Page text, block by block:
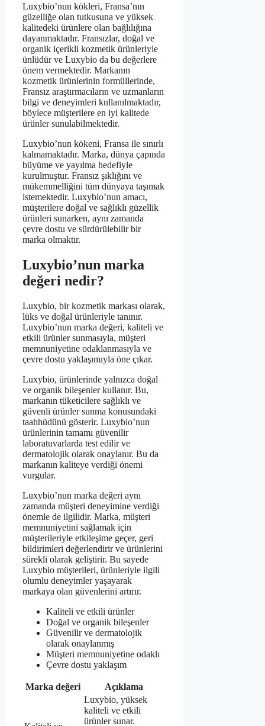
Luxybio’nun kökleri, Fransa’nın
güzelliğe olan tutkusuna ve yüksek
kalitedeki ürünlere olan bağlılığına
dayanmaktadır. Fransızlar, doğal ve
organik içerikli kozmetik ürünleriyle
ünlüdür ve Luxybio da bu değerlere
önem vermektedir. Markanın
kozmetik ürünlerinin formüllerinde,
Fransız araştırmacıların ve uzmanların
bilgi ve deneyimleri kullanılmaktadır,
böylece müşterilere en iyi kalitede
ürünler sunulabilmektedir.
Luxybio’nun kökeni, Fransa ile sınırlı
kalmamaktadır. Marka, dünya çapında
büyüme ve yayılma hedefiyle
kurulmuştur. Fransız şıklığını ve
mükemmelliğini tüm dünyaya taşımak
istemektedir. Luxybio’nun amacı,
müşterilere doğal ve sağlıklı güzellik
ürünleri sunarken, aynı zamanda
çevre dostu ve sürdürülebilir bir
marka olmaktır.
Luxybio’nun marka
değeri nedir?
Luxybio, bir kozmetik markası olarak,
lüks ve doğal ürünleriyle tanınır.
Luxybio’nun marka değeri, kaliteli ve
etkili ürünler sunmasıyla, müşteri
memnuniyetine odaklanmasıyla ve
çevre dostu yaklaşımıyla öne çıkar.
Luxybio, ürünlerinde yalnızca doğal
ve organik bileşenler kullanır. Bu,
markanın tüketicilere sağlıklı ve
güvenli ürünler sunma konusundaki
taahhüdünü gösterir. Luxybio’nun
ürünlerinin tamamı güvenilir
laboratuvarlarda test edilir ve
dermatolojik olarak onaylanır. Bu da
markanın kaliteye verdiği önemi
vurgular.
Luxybio’nun marka değeri aynı
zamanda müşteri deneyimine verdiği
önemle de ilgilidir. Marka, müşteri
memnuniyetini sağlamak için
müşterileriyle etkileşime geçer, geri
bildirimleri değerlendirir ve ürünlerini
sürekli olarak geliştirir. Bu sayede
Luxybio müşterileri, ürünleriyle ilgili
olumlu deneyimler yaşayarak
markaya olan güvenlerini artırır.
Kaliteli ve etkili ürünler
Doğal ve organik bileşenler
Güvenilir ve dermatolojik
olarak onaylanmış
Müşteri memnuniyetine odaklı
Çevre dostu yaklaşım
Marka değeri Açıklama
Luxybio, yüksek
kaliteli ve etkili
ürünler sunar.